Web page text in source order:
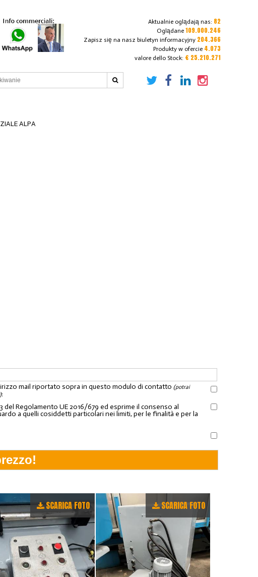
Aktualnie oglądają nas: 82
Oglądane 109.000.246
Zapisz się na nasz biuletyn informacyjny 204.366
Produkty w ofercie 4.073
valore dello Stock: € 25.210.271
ALPA
mail riportato sopra in questo modulo di contatto (potrai
:
Regolamento UE 2016/679 ed esprime il consenso al
a quelli cosiddetti particolari nei limiti, per le finalità e per la
SCARICA FOTO SCARICA FOTO